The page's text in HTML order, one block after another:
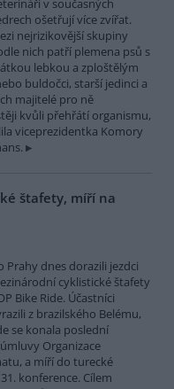
v současných
ošetřují více zvířat.
nejrizikovější skupiny
nich patří plemena psů s
lebkou a zploštělým
buldočci, starší jedinci a
majitelé pro ně
kvůli přehřátí organismu,
viceprezidentka Komory
štafety, míří na
Prahy dnes dorazili jezdci
cyklistické štafety
Bike Ride. Účastníci
z brazilského Belému,
se konala poslední
Organizace
a míří do turecké
konference. Cílem